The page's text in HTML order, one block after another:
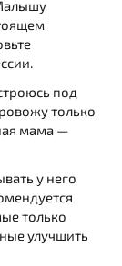
под
только
мама —
у него
только
улучшить